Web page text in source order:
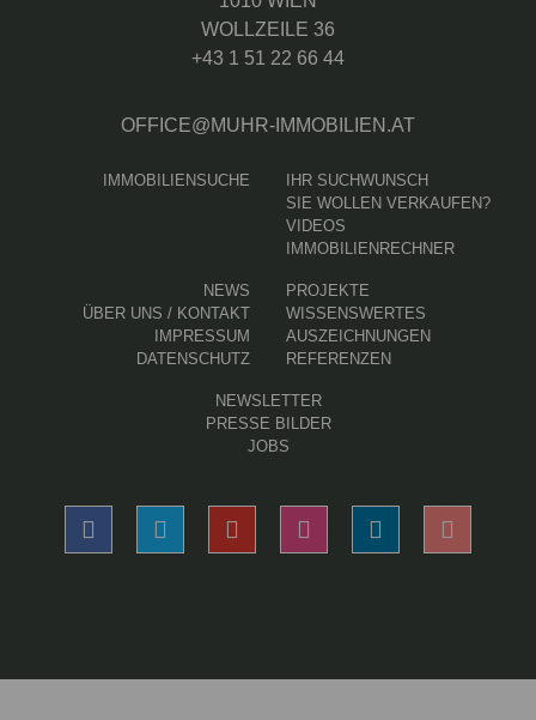
WOLLZEILE 36
+43 1 51 22 66 44
OFFICE@MUHR-IMMOBILIEN.AT
IMMOBILIENSUCHE
IHR SUCHWUNSCH
SIE WOLLEN VERKAUFEN?
VIDEOS
IMMOBILIENRECHNER
NEWS
ÜBER UNS / KONTAKT
IMPRESSUM
DATENSCHUTZ
PROJEKTE
WISSENSWERTES
AUSZEICHNUNGEN
REFERENZEN
NEWSLETTER
PRESSE BILDER
JOBS